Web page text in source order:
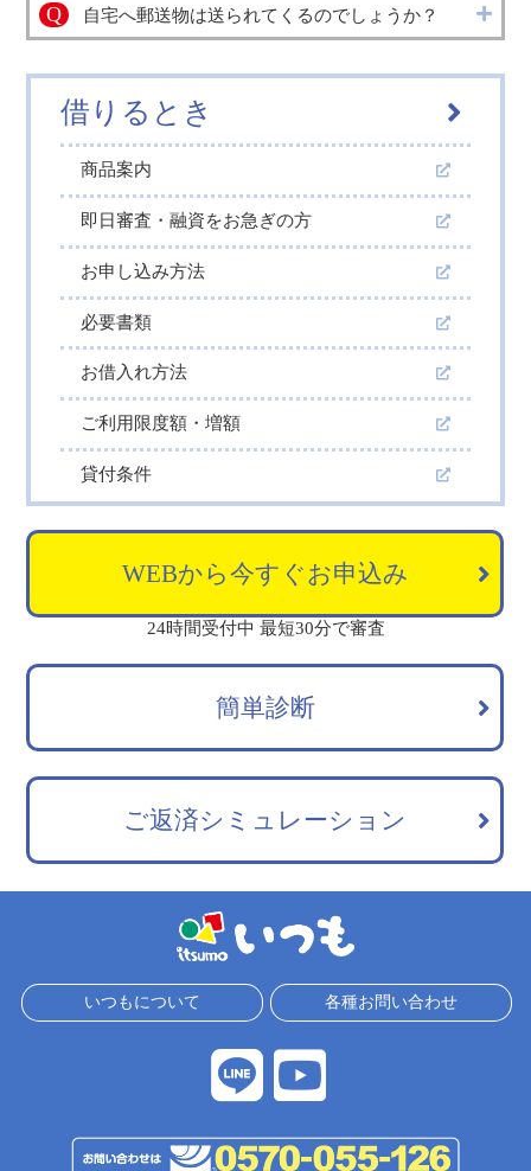
Q 自宅へ郵送物は送られてくるのでしょうか？
借りるとき
商品案内
即日審査・融資をお急ぎの方
お申し込み方法
必要書類
お借入れ方法
ご利用限度額・増額
貸付条件
WEBから今すぐお申込み
24時間受付中 最短30分で審査
簡単診断
ご返済シミュレーション
いつもについて 各種お問い合わせ